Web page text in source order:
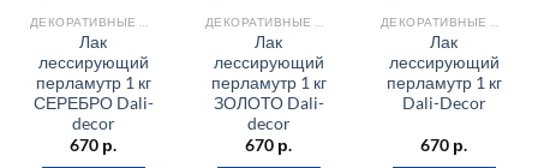
Лак
лессирующий
перламутр 1 кг
СЕРЕБРО Dali-
decor
670 р.
Лак
лессирующий
перламутр 1 кг
ЗОЛОТО Dali-
decor
670 р.
Лак
лессирующий
перламутр 1 кг
Dali-Decor
670 р.